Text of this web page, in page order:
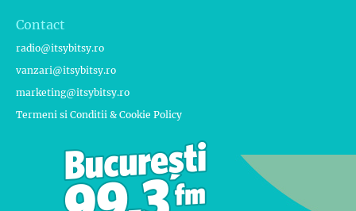
Contact
radio@itsybitsy.ro
vanzari@itsybitsy.ro
marketing@itsybitsy.ro
Termeni si Conditii & Cookie Policy